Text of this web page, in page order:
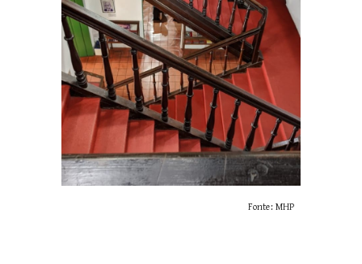
Fonte: MHP